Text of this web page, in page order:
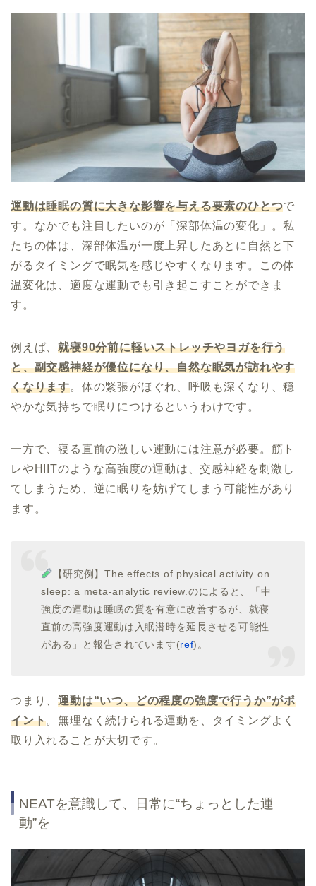
運動は睡眠の質に大きな影響を与える要素のひとつで
す。なかでも注目したいのが「深部体温の変化」。私
たちの体は、深部体温が一度上昇したあとに自然と下
がるタイミングで眠気を感じやすくなります。この体
温変化は、適度な運動でも引き起こすことができま
す。
例えば、就寝90分前に軽いストレッチやヨガを行う
と、副交感神経が優位になり、自然な眠気が訪れやす
くなります。体の緊張がほぐれ、呼吸も深くなり、穏
やかな気持ちで眠りにつけるというわけです。
一方で、寝る直前の激しい運動には注意が必要。筋ト
レやHIITのような高強度の運動は、交感神経を刺激し
てしまうため、逆に眠りを妨げてしまう可能性があり
ます。
【研究例】The effects of physical activity on
sleep: a meta-analytic review.のによると、「中
強度の運動は睡眠の質を有意に改善するが、就寝
直前の高強度運動は入眠潜時を延長させる可能性
がある」と報告されています(ref)。
つまり、運動は“いつ、どの程度の強度で行うか”がポ
イント。無理なく続けられる運動を、タイミングよく
取り入れることが大切です。
NEATを意識して、日常に“ちょっとした運
動”を